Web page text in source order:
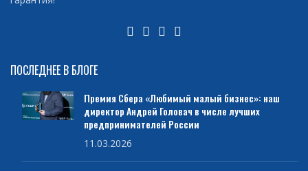
ПОСЛЕДНЕЕ В БЛОГЕ
Премия Сбера «Любимый малый бизнес»: наш
директор Андрей Головач в числе лучших
предпринимателей России
11.03.2026